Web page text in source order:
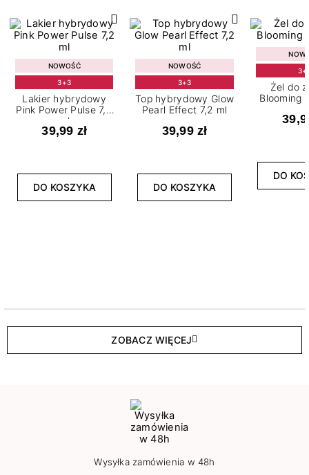
NOWOŚĆ
3+3
Lakier hybrydowy
Pink Power Pulse 7,2
ml
39,99 zł
DO KOSZYKA
NOWOŚĆ
3+3
Top hybrydowy Glow
Pearl Effect 7,2 ml
39,99 zł
DO KOSZYKA
Żel do
Blooming
DO
ZOBACZ WIĘCEJ
Wysyłka zamówienia w 48h